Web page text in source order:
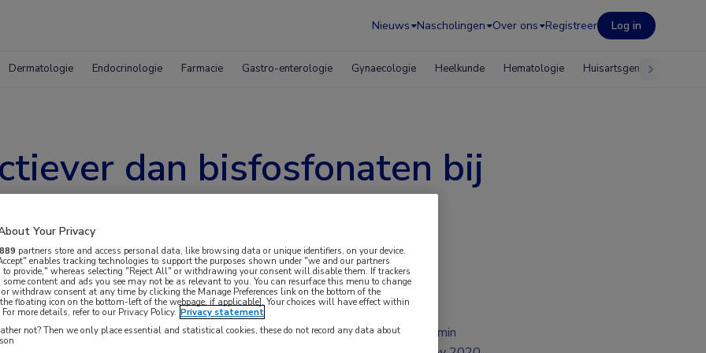
Nieuws Nascholingen Over ons Registreer Log in
Dermatologie Endocrinologie Farmacie Gastro-enterologie Gynaecologie Heelkunde Hematologie Huisartsgeneeskunde
dan bisfosfonaten bij
denosumab de botdichtheid van de
2 min
Your Privacy
889 partners store and access personal data, like browsing data or unique identifiers, on your device.
enables tracking technologies to support the purposes shown under "we and our partners
to provide," whereas selecting "Reject All" or withdrawing your consent will disable them. If trackers
some content and ads you see may not be as relevant to you. You can resurface this menu to change
or withdraw consent at any time by clicking the Manage Preferences link on the bottom of the
floating icon on the bottom-left of the webpage, if applicable]. Your choices will have effect within
more details, refer to our Privacy Policy. Privacy statement
not? Then we only place essential and statistical cookies, these do not record any data about